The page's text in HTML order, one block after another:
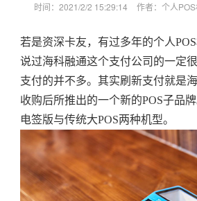
时间：2021/2/2 15:29:14 作者：个人
若是资深卡友，有过多年的个人
说过海科融通这个支付公司的一定
支付的并不多。其实刷新支付就是
收购后所推出的一个新的POS子品
电签版与传统大POS两种机型。